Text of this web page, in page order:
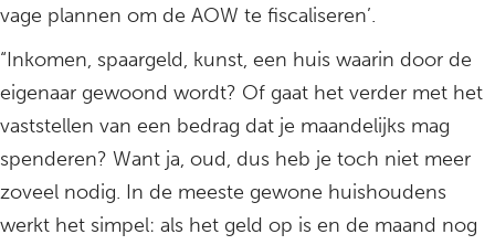
vage plannen om de AOW te fiscaliseren’.
“Inkomen, spaargeld, kunst, een huis waarin door de
eigenaar gewoond wordt? Of gaat het verder met het
vaststellen van een bedrag dat je maandelijks mag
spenderen? Want ja, oud, dus heb je toch niet meer
zoveel nodig. In de meeste gewone huishoudens
werkt het simpel: als het geld op is en de maand nog